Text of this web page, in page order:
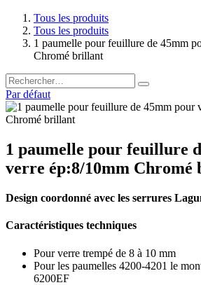
Tous les produits
Tous les produits
1 paumelle pour feuillure de 45mm
Chromé brillant
Par défaut
1 paumelle pour feuillure
verre ép:8/10mm
Design coordonné avec les serrures
Caractéristiques techniques
Pour verre trempé de 8 à 10 mm
Pour les paumelles 4200-4201 le
6200EF